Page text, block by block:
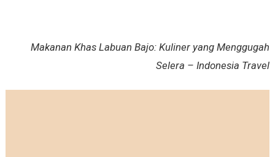
Makanan Khas Labuan Bajo: Kuliner yang Menggugah
Selera – Indonesia Travel